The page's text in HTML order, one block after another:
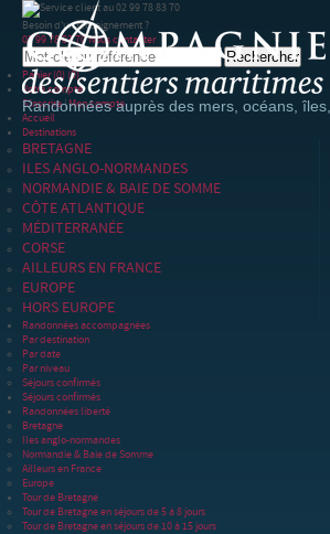
Randonnées auprès des mers, océans,
Besoin d'un renseignement ?
02 99 78 83 70Nous contacter
Panier(0) (0)
Votre compte
S'inscrire|Mon compte
Accueil
Destinations
BRETAGNE
ILES ANGLO-NORMANDES
NORMANDIE & BAIE DE SOMME
CÔTE ATLANTIQUE
MÉDITERRANÉE
CORSE
AILLEURS EN FRANCE
EUROPE
HORS EUROPE
Randonnées accompagnées
Par destination
Par date
Par niveau
Séjours confirmés
Séjours confirmés
Randonnées liberté
Bretagne
Iles anglo-normandes
Normandie & Baie de Somme
Ailleurs en France
Europe
Tour de Bretagne
Tour de Bretagne en séjours de 5 à 8 jours
Tour de Bretagne en séjours de 10 à 15 jours